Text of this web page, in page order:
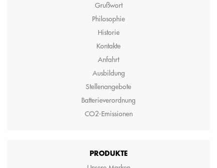
Grußwort
Philosophie
Historie
Kontakte
Anfahrt
Ausbildung
Stellenangebote
Batterieverordnung
CO2-Emissionen
PRODUKTE